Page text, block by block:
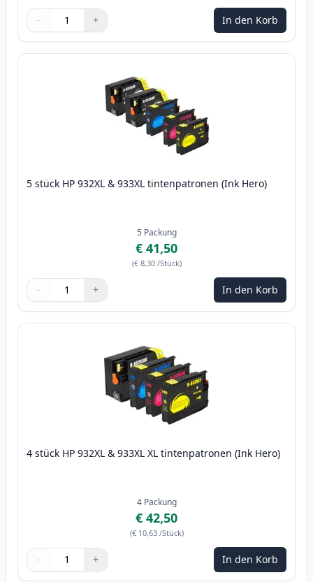
Menge
Verwenden Sie die Tasten, um anzupassen
− +
Menge 1 In den Korb
5 stück HP 932XL & 933XL tintenpatronen (Ink Hero)
5 Packung
€ 41,50
(€ 8,30 /Stück)
Menge
Verwenden Sie die Tasten, um anzupassen
− +
Menge 1 In den Korb
4 stück HP 932XL & 933XL XL tintenpatronen (Ink Hero)
4 Packung
€ 42,50
(€ 10,63 /Stück)
Menge
Verwenden Sie die Tasten, um anzupassen
− +
Menge 1 In den Korb